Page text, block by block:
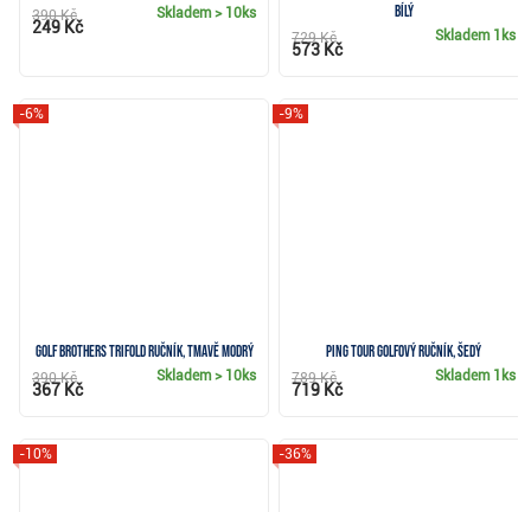
Skladem> 10ks
390 Kč
249 Kč
bílý
Skladem 1ks
729 Kč
573 Kč
Golf Brothers Trifold ručník, tmavě modrý
-6%
Skladem> 10ks
390 Kč
367 Kč
Ping Tour golfový ručník, šedý
-9%
Skladem 1ks
789 Kč
719 Kč
-10% -36%